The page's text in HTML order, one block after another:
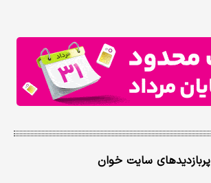
پربازدیدهای سایت خوان